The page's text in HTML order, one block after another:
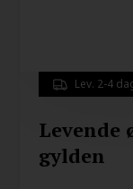
Lev. 2-4
gylden